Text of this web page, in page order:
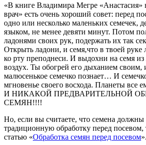
«В книге Владимира Мeгрe «Анастасия»
врач» есть очень хороший совет: перед
одно или несколько маленьких семечек,
языком, не менее девяти минут. Потом
ладонями своих рук, подержать их так
Открыть ладони, и семя,что в твоей
ко рту преподнеси. И выдохни на семя из
воздух. Ты обогрей его дыханием своим,
малюсенькое семечко познает… И
мгновенье своего восхода. Планеты все
И НИКАКОЙ ПРЕДВАРИТЕЛЬНОЙ
СЕМЯН!!!!
Но, если вы считаете, что семена должны
традиционную обработку перед посевом,
статью «Обработка семян перед посевом».